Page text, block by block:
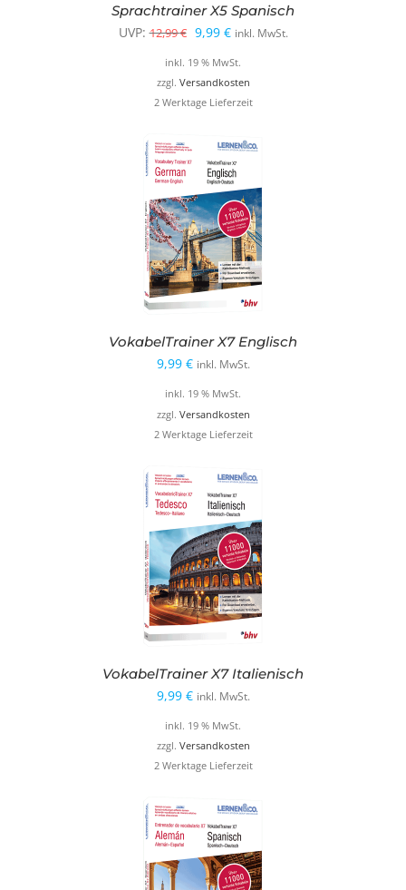
Sprachtrainer X5 Spanisch
UVP: 12,99€ Ursprünglicher
Preis
war:
12,99 €
9,99 €Aktueller
Preis
ist:
9,99 €.
inkl. MwSt.
inkl. 19 % MwSt.
zzgl. Versandkosten
2 Werktage Lieferzeit
VokabelTrainer X7 Englisch
9,99 € inkl. MwSt.
inkl. 19 % MwSt.
zzgl. Versandkosten
2 Werktage Lieferzeit
VokabelTrainer X7 Italienisch
9,99 € inkl. MwSt.
inkl. 19 % MwSt.
zzgl. Versandkosten
2 Werktage Lieferzeit